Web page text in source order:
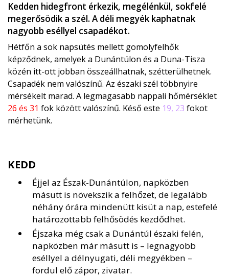
Kedden hidegfront érkezik, megélénkül, sokfelé
megerősödik a szél. A déli megyék kaphatnak
nagyobb eséllyel csapadékot.
Hétfőn a sok napsütés mellett gomolyfelhők
képződnek, amelyek a Dunántúlon és a Duna-Tisza
közén itt-ott jobban összeállhatnak, szétterülhetnek.
Csapadék nem valószínű. Az északi szél többnyire
mérsékelt marad. A legmagasabb nappali hőmérséklet
26 és 31 fok között valószínű. Késő este 19, 23 fokot
mérhetünk.
KEDD
Éjjel az Észak-Dunántúlon, napközben
másutt is növekszik a felhőzet, de legalább
néhány órára mindenütt kisüt a nap, estefelé
határozottabb felhősödés kezdődhet.
Éjszaka még csak a Dunántúl északi felén,
napközben már másutt is – legnagyobb
eséllyel a délnyugati, déli megyékben –
fordul elő zápor, zivatar.